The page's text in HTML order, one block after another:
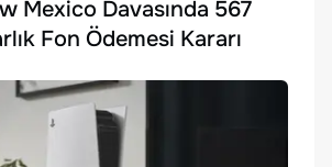
Mexico Davasında 567
Fon Ödemesi Kararı